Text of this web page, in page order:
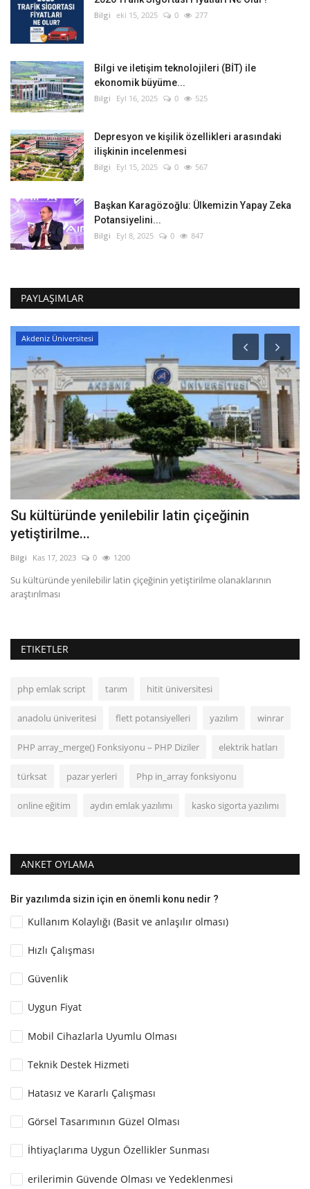
Bilgi eki 15, 2025 0 277
Bilgi ve iletişim teknolojileri (BİT) ile
ekonomik büyüme...
Bilgi Eyl 16, 2025 0 525
Depresyon ve kişilik özellikleri arasındaki
ilişkinin incelenmesi
Bilgi Eyl 15, 2025 0 567
Başkan Karagözoğlu: Ülkemizin Yapay Zeka
Potansiyelini...
Bilgi Eyl 8, 2025 0 847
PAYLAŞIMLAR
Akdeniz Üniversitesi
Su kültüründe yenilebilir latin çiçeğinin
yetiştirilme...
Bilgi Kas 17, 2023 0 1200
Su kültüründe yenilebilir latin çiçeğinin yetiştirilme olanaklarının
araştırılması
ETIKETLER
php emlak script tarım hitit üniversitesi
anadolu üniveritesi flett potansiyelleri yazılım winrar
PHP array_merge() Fonksiyonu – PHP Diziler elektrik hatları
türksat pazar yerleri Php in_array fonksiyonu
online eğitim aydın emlak yazılımı kasko sigorta yazılımı
ANKET OYLAMA
Bir yazılımda sizin için en önemli konu nedir ?
Kullanım Kolaylığı (Basit ve anlaşılır olması)
Hızlı Çalışması
Güvenlik
Uygun Fiyat
Mobil Cihazlarla Uyumlu Olması
Teknik Destek Hizmeti
Hatasız ve Kararlı Çalışması
Görsel Tasarımının Güzel Olması
İhtiyaçlarıma Uygun Özellikler Sunması
erilerimin Güvende Olması ve Yedeklenmesi